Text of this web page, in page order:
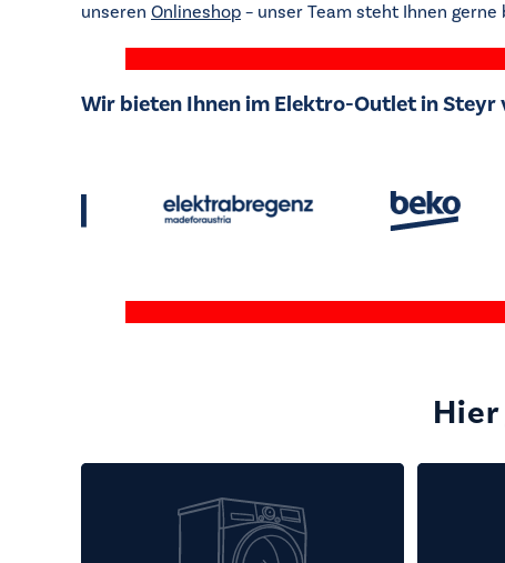
unseren Onlineshop – unser Team steht Ihnen
Wir bieten Ihnen im Elektro-Outlet in